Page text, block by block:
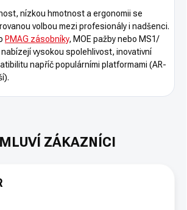
nízkou hmotnost a ergonomii se
volbou mezi profesionály i nadšenci.
PMAG zásobníky, MOE pažby nebo MS1/
vysokou spolehlivost, inovativní
napříč populárními platformami (AR-